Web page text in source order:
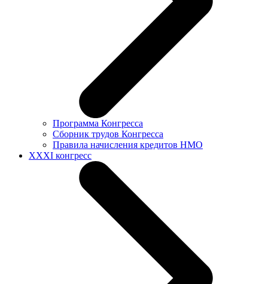
Программа Конгресса
Сборник трудов Конгресса
Правила начисления кредитов НМО
XXXI конгресс